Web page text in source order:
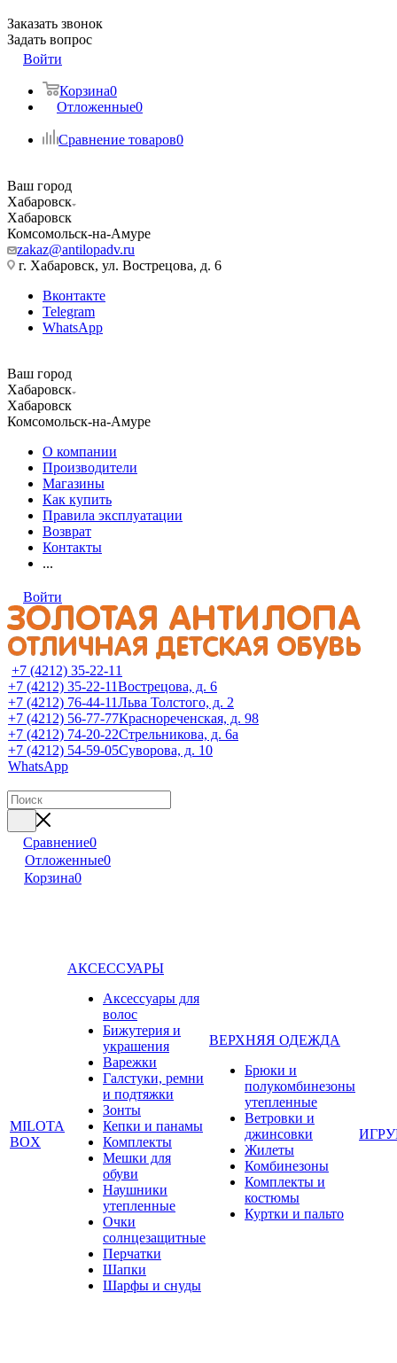
Заказать звонок
Задать вопрос
Войти
Корзина0
Отложенные0
Сравнение товаров0
Ваш город
Хабаровск
Хабаровск
Комсомольск-на-Амуре
zakaz@antilopadv.ru
г. Хабаровск, ул. Вострецова, д. 6
Вконтакте
Telegram
WhatsApp
Ваш город
Хабаровск
Хабаровск
Комсомольск-на-Амуре
О компании
Производители
Магазины
Как купить
Правила эксплуатации
Возврат
Контакты
...
Войти
+7 (4212) 35-22-11
+7 (4212) 35-22-11Вострецова, д. 6
+7 (4212) 76-44-11Льва Толстого, д. 2
+7 (4212) 56-77-77Краснореченская, д. 98
+7 (4212) 74-20-22Стрельникова, д. 6а
+7 (4212) 54-59-05Суворова, д. 10
WhatsApp
Сравнение0
Отложенные0
Корзина0
MILOTA
BOX
АКСЕССУАРЫ
Аксессуары для
волос
Бижутерия и
украшения
Варежки
Галстуки, ремни
и подтяжки
Зонты
Кепки и панамы
Комплекты
Мешки для
обуви
Наушники
утепленные
Очки
солнцезащитные
Перчатки
Шапки
Шарфы и снуды
ВЕРХНЯЯ ОДЕЖДА
Брюки и
полукомбинезоны
утепленные
Ветровки и
джинсовки
Жилеты
Комбинезоны
Комплекты и
костюмы
Куртки и пальто